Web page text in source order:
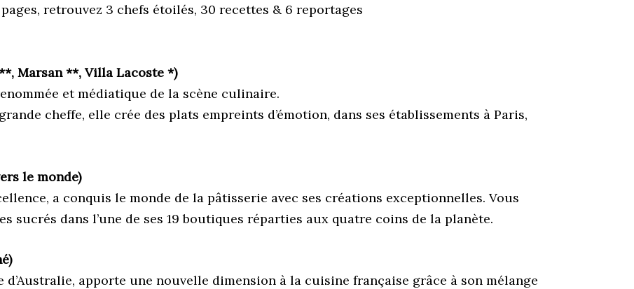
retrouvez 3 chefs étoilés, 30 recettes & 6 reportages
Marsan **, Villa Lacoste *)
et médiatique de la scène culinaire.
cheffe, elle crée des plats empreints d’émotion, dans ses établissements à Paris,
le monde)
a conquis le monde de la pâtisserie avec ses créations exceptionnelles. Vous
sucrés dans l’une de ses 19 boutiques réparties aux quatre coins de la planète.
apporte une nouvelle dimension à la cuisine française grâce à son mélange